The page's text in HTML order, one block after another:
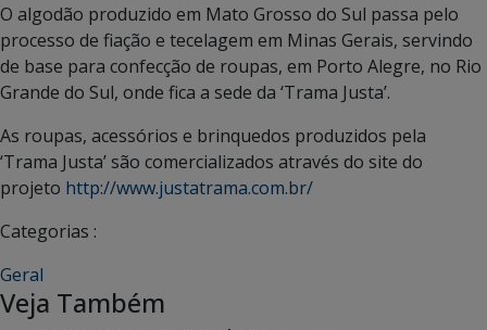
O algodão produzido em Mato Grosso do Sul passa pelo
processo de fiação e tecelagem em Minas Gerais, servindo
de base para confecção de roupas, em Porto Alegre, no Rio
Grande do Sul, onde fica a sede da ‘Trama Justa’.
As roupas, acessórios e brinquedos produzidos pela
‘Trama Justa’ são comercializados através do site do
projeto http://www.justatrama.com.br/
Categorias :
Geral
Veja Também